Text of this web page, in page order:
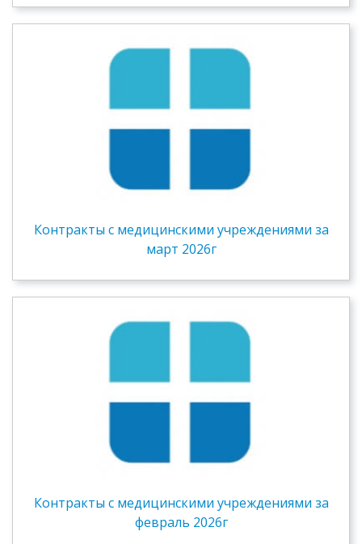
Контракты c медицинскими учреждениями за
март 2026г
Контракты c медицинскими учреждениями за
февраль 2026г